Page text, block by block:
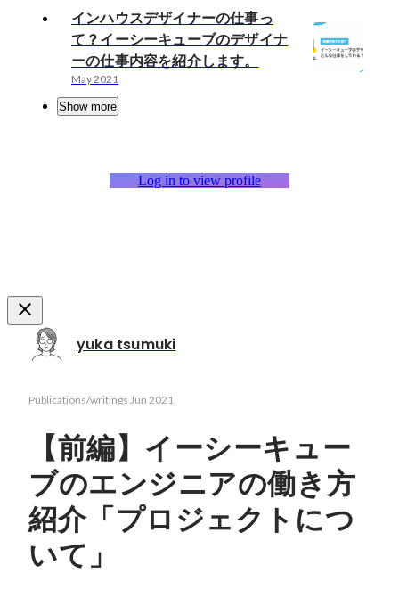
インハウスデザイナーの仕事っ
て？イーシーキューブのデザイナ
ーの仕事内容を紹介します。
May 2021
Show more
Log in to view profile
yuka tsumuki
Publications/writings Jun 2021
【前編】イーシーキュー
ブのエンジニアの働き方
紹介「プロジェクトにつ
いて」